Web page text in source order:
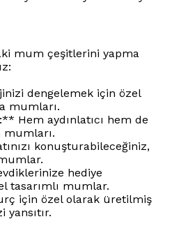
mum çeşitlerini yapma
dengelemek için özel
mumları.
Hem aydınlatıcı hem de
mumları.
konuşturabileceğiniz,
hediye
tasarımlı mumlar.
için özel olarak üretilmiş